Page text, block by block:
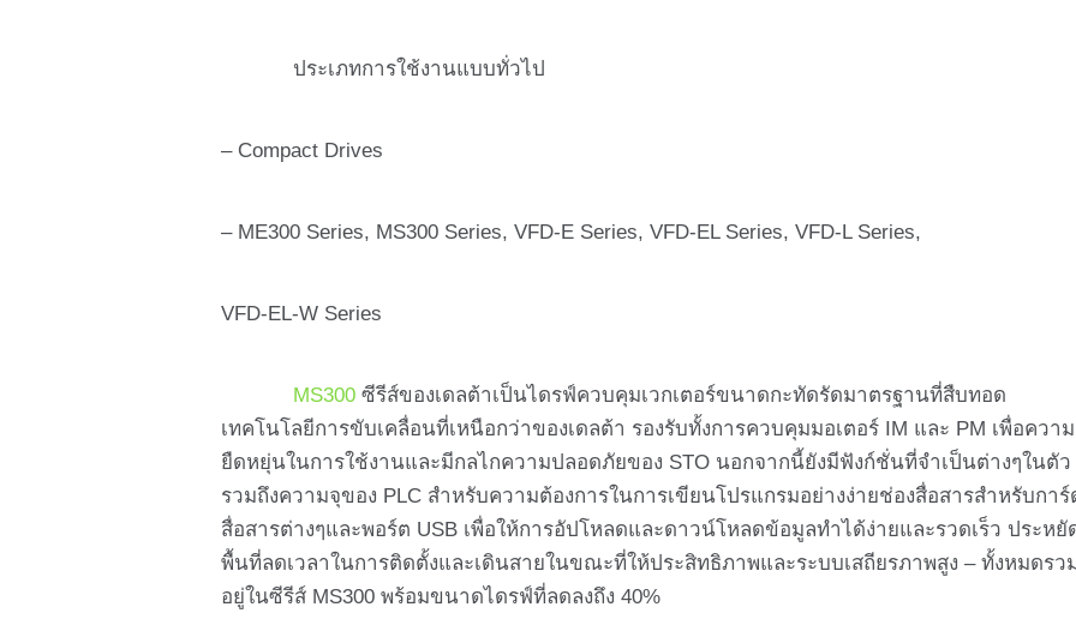
ประเภทการใช้งานแบบทั่วไป
– Compact Drives
– ME300 Series, MS300 Series, VFD-E Series, VFD-EL Series, VFD-L Series,
VFD-EL-W Series
MS300 ซีรีส์ของเดลต้าเป็นไดรฟ์ควบคุมเวกเตอร์ขนาดกะทัดรัดมาตรฐานที่สืบทอด
เทคโนโลยีการขับเคลื่อนที่เหนือกว่าของเดลต้า รองรับทั้งการควบคุมมอเตอร์ IM และ PM เพื่อความ
ยืดหยุ่นในการใช้งานและมีกลไกความปลอดภัยของ STO นอกจากนี้ยังมีฟังก์ชั่นที่จำเป็นต่างๆในตัว
รวมถึงความจุของ PLC สำหรับความต้องการในการเขียนโปรแกรมอย่างง่ายช่องสื่อสารสำหรับการ์
สื่อสารต่างๆและพอร์ต USB เพื่อให้การอัปโหลดและดาวน์โหลดข้อมูลทำได้ง่ายและรวดเร็ว ประหยั
พื้นที่ลดเวลาในการติดตั้งและเดินสายในขณะที่ให้ประสิทธิภาพและระบบเสถียรภาพสูง – ทั้งหมดรว
อยู่ในซีรีส์ MS300 พร้อมขนาดไดรฟ์ที่ลดลงถึง 40%